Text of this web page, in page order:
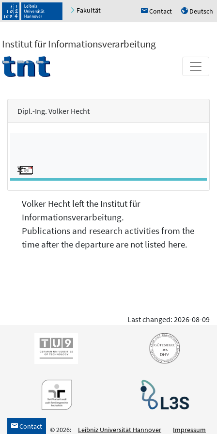
Fakultät h Contact u Deutsch
Institut für Informationsverarbeitung
Dipl.-Ing. Volker Hecht
Volker Hecht left the Institut für
Informationsverarbeitung.
Publications and research activities from the
time after the departure are not listed here.
Last changed: 2026-08-09
h Contact © 2026: Leibniz Universität Hannover Impressum